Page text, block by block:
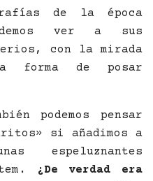
de la época
ver a sus
con la mirada
forma de posar
podemos pensar
si añadimos a
espeluznantes
¿De verdad era